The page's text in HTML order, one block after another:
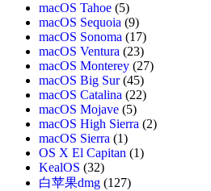
macOS Tahoe (5)
macOS Sequoia (9)
macOS Sonoma (17)
macOS Ventura (23)
macOS Monterey (27)
macOS Big Sur(45)
macOS Catalina (22)
macOS Mojave (5)
macOS High Sierra (2)
macOS Sierra (1)
OS X El Capitan (1)
KealOS (32)
白苹果dmg (127)